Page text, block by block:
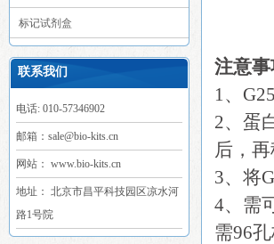
标记试剂盒
联系我们
电话: 010-57346902
邮箱：sale@bio-kits.cn
网站： www.bio-kits.cn
地址： 北京市昌平科技园区凉水河
路1号院
注意事
1、
2、蛋
后，
3、将
4、需
需96孔